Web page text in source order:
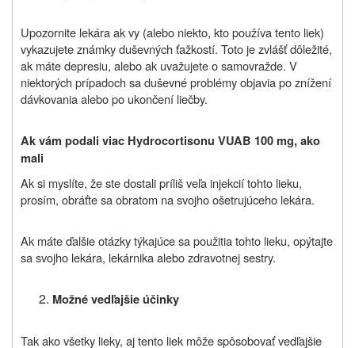
Upozornite lekára ak vy (alebo niekto, kto používa tento liek)
vykazujete známky duševných ťažkostí. Toto je zvlášť dôležité,
ak máte depresiu, alebo ak uvažujete o samovražde. V
niektorých prípadoch sa duševné problémy objavia po znížení
dávkovania alebo po ukončení liečby.
Ak vám podali viac Hydrocortisonu VUAB 100 mg, ako
mali
Ak si myslíte, že ste dostali príliš veľa injekcií tohto lieku,
prosím, obráťte sa obratom na svojho ošetrujúceho lekára.
Ak máte ďalšie otázky týkajúce sa použitia tohto lieku, opýtajte
sa svojho lekára, lekárnika alebo zdravotnej sestry.
Možné vedľajšie účinky
Tak ako všetky lieky, aj tento liek môže spôsobovať vedľajšie